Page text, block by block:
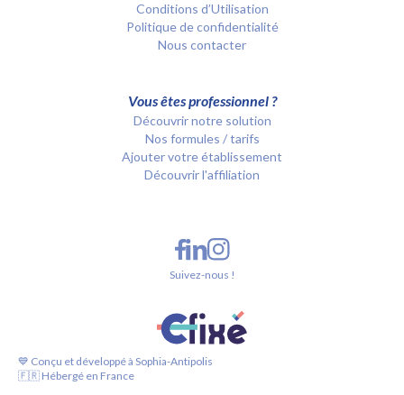
Conditions d’Utilisation
Politique de confidentialité
Nous contacter
Vous êtes professionnel ?
Découvrir notre solution
Nos formules / tarifs
Ajouter votre établissement
Découvrir l'affiliation
💙 Conçu et développé à Sophia-Antipolis
🇫🇷 Hébergé en France
Suivez-nous !